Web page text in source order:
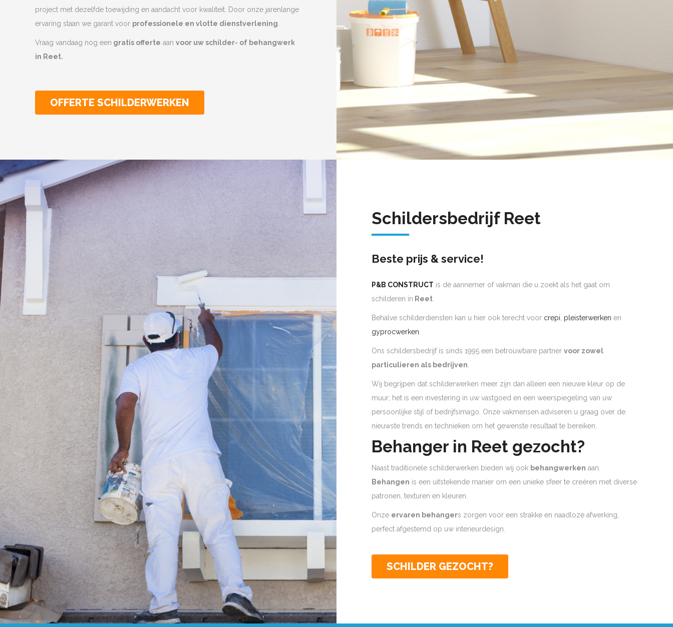
project met dezelfde toewijding en aandacht voor kwaliteit. Door onze jarenlange
ervaring staan we garant voor professionele en vlotte dienstverlening
Vraag vandaag nog een gratis offerte aan voor uw schilder- of behangwerk
in Reet.
OFFERTE SCHILDERWERKEN
Schildersbedrijf Reet
Beste prijs & service!
P&B CONSTRUCT is dé aannemer of vakman die u zoekt als het gaat om
schilderen in Reet
Behalve schilderdiensten kan u hier ook terecht voor crepi pleisterwerken en
gyprocwerken
Ons schildersbedrijf is sinds 1995 een betrouwbare partner voor zowel
particulieren als bedrijven
Wij begrijpen dat schilderwerken meer zijn dan alleen een nieuwe kleur op de
muur; het is een investering in uw vastgoed en een weerspiegeling van uw
persoonlijke stijl of bedrijfsimago. Onze vakmensen adviseren u graag over de
nieuwste trends en technieken om het gewenste resultaat te bereiken.
Behanger in Reet gezocht?
Naast traditionele schilderwerken bieden wij ook behangwerken aan.
Behangen is een uitstekende manier om een unieke sfeer te creëren met diverse
patronen, texturen en kleuren.
Onze ervaren behangers zorgen voor een strakke en naadloze afwerking,
perfect afgestemd op uw interieurdesign.
SCHILDER GEZOCHT?